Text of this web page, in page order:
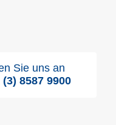
Sie uns an
(3) 8587 9900